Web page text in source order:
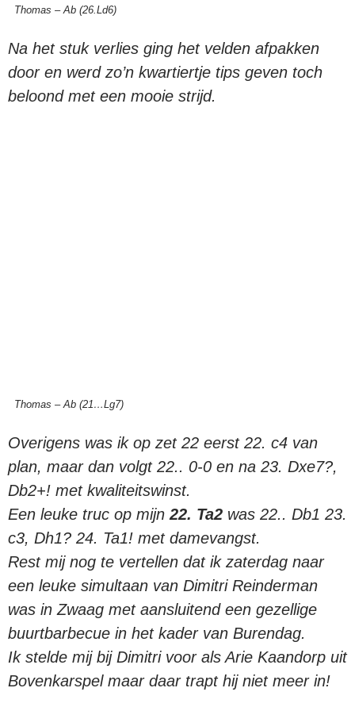
Thomas – Ab (26.Ld6)
Na het stuk verlies ging het velden afpakken
door en werd zo’n kwartiertje tips geven toch
beloond met een mooie strijd.
Thomas – Ab (21…Lg7)
Overigens was ik op zet 22 eerst 22. c4 van
plan, maar dan volgt 22.. 0-0 en na 23. Dxe7?,
Db2+! met kwaliteitswinst.
Een leuke truc op mijn 22. Ta2 was 22.. Db1 23.
c3, Dh1? 24. Ta1! met damevangst.
Rest mij nog te vertellen dat ik zaterdag naar
een leuke simultaan van Dimitri Reinderman
was in Zwaag met aansluitend een gezellige
buurtbarbecue in het kader van Burendag.
Ik stelde mij bij Dimitri voor als Arie Kaandorp uit
Bovenkarspel maar daar trapt hij niet meer in!